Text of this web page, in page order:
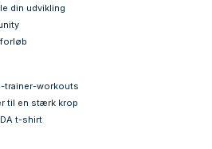
din udvikling
trainer-workouts
til en stærk krop
t-shirt